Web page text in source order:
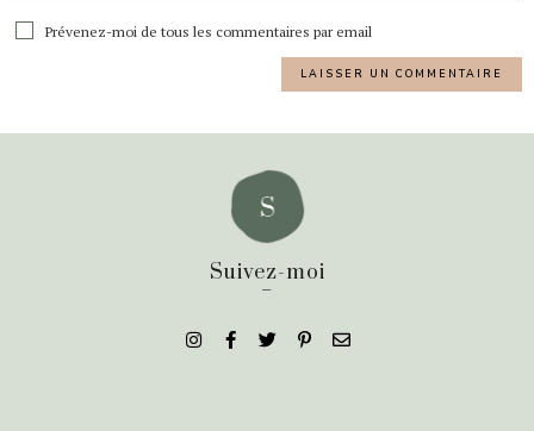
Prévenez-moi de tous les commentaires par email
Suivez-moi
_